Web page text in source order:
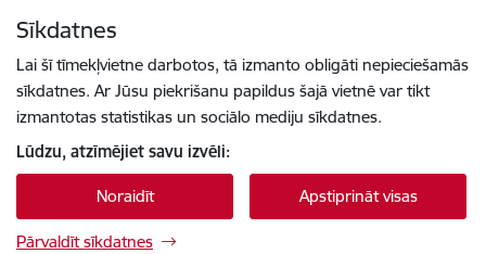
Sīkdatnes
Lai šī tīmekļvietne darbotos, tā izmanto obligāti nepieciešamās
sīkdatnes. Ar Jūsu piekrišanu papildus šajā vietnē var tikt
izmantotas statistikas un sociālo mediju sīkdatnes.
Lūdzu, atzīmējiet savu izvēli:
Noraidīt Apstiprināt visas
Pārvaldīt sīkdatnes